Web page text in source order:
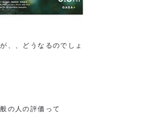
、、どうなるのでしょ
の人の評価って